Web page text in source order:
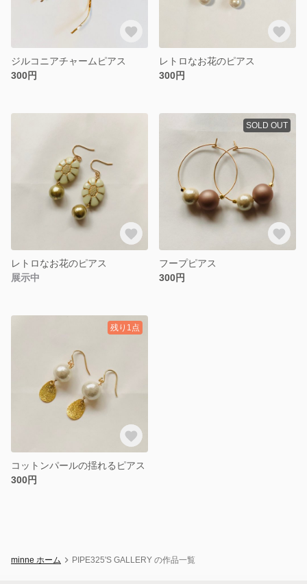
ジルコニアチャームピアス
300円
レトロなお花のピアス
300円
レトロなお花のピアス
展示中
SOLD OUT
フープピアス
300円
残り1点
コットンパールの揺れるピアス
300円
minne ホーム PIPE325'S GALLERY の作品一覧